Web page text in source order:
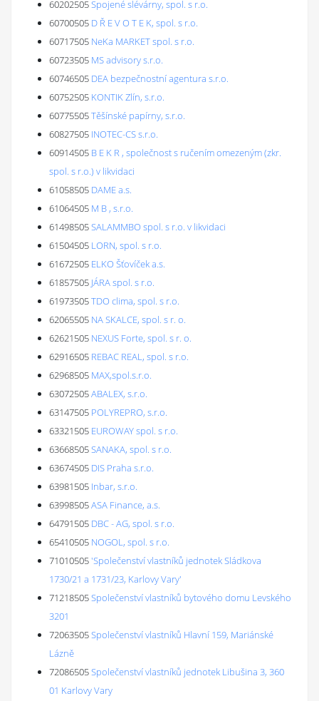
60202505Spojené slévárny, spol. s r.o.
60700505 D Ř E V O T E K, spol. s r.o.
60717505 NeKa MARKET spol. s r.o.
60723505 MS advisory s.r.o.
60746505 DEA bezpečnostní agentura s.r.o.
60752505 KONTIK Zlín, s.r.o.
60775505Těšínské papírny, s.r.o.
60827505 INOTEC-CS s.r.o.
60914505 B E K R , společnost s ručením omezeným (zkr.
spol. s r.o.) v likvidaci
61058505 DAME a.s.
61064505 M B , s.r.o.
61498505SALAMMBO spol. s r.o. v likvidaci
61504505 LORN, spol. s r.o.
61672505 ELKO Šťovíček a.s.
61857505 JÁRA spol. s r.o.
61973505TDO clima, spol. s r.o.
62065505 NA SKALCE, spol. s r. o.
62621505 NEXUS Forte, spol. s r. o.
62916505 REBAC REAL, spol. s r.o.
62968505 MAX,spol.s.r.o.
63072505ABALEX, s.r.o.
63147505 POLYREPRO, s.r.o.
63321505 EUROWAY spol. s r.o.
63668505SANAKA, spol. s r.o.
63674505 DIS Praha s.r.o.
63981505 Inbar, s.r.o.
63998505ASA Finance, a.s.
64791505 DBC - AG, spol. s r.o.
65410505 NOGOL, spol. s r.o.
71010505'Společenství vlastníků jednotek Sládkova
1730/21 a 1731/23, Karlovy Vary'
71218505Společenství vlastníků bytového domu Levského
3201
72063505Společenství vlastníků Hlavní 159, Mariánské
Lázně
72086505Společenství vlastníků jednotek Libušina 3, 360
01 Karlovy Vary